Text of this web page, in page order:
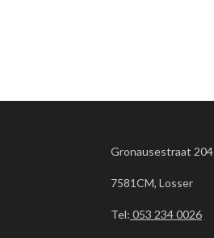
Gronausestraat 204
7581CM, Losser
Tel: 053 234 0026